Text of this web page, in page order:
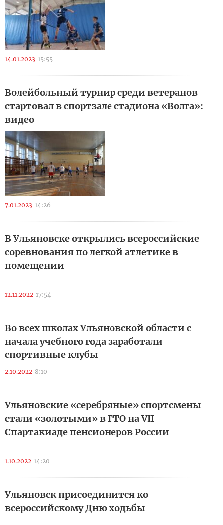
14.01.2023 15:55
Волейбольный турнир среди ветеранов
стартовал в спортзале стадиона «Волга»:
видео
7.01.2023 14:26
В Ульяновске открылись всероссийские
соревнования по легкой атлетике в
помещении
12.11.2022 17:54
Во всех школах Ульяновской области с
начала учебного года заработали
спортивные клубы
2.10.2022 8:10
Ульяновские «серебряные» спортсмены
стали «золотыми» в ГТО на VII
Спартакиаде пенсионеров России
1.10.2022 14:20
Ульяновск присоединится ко
всероссийскому Дню ходьбы